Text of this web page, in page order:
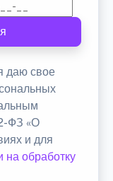
даю свое
ФЗ «О
и для
на обработку